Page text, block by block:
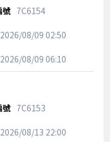
7C6154
2026/08/09 02:50
2026/08/09 06:10
7C6153
2026/08/13 22:00